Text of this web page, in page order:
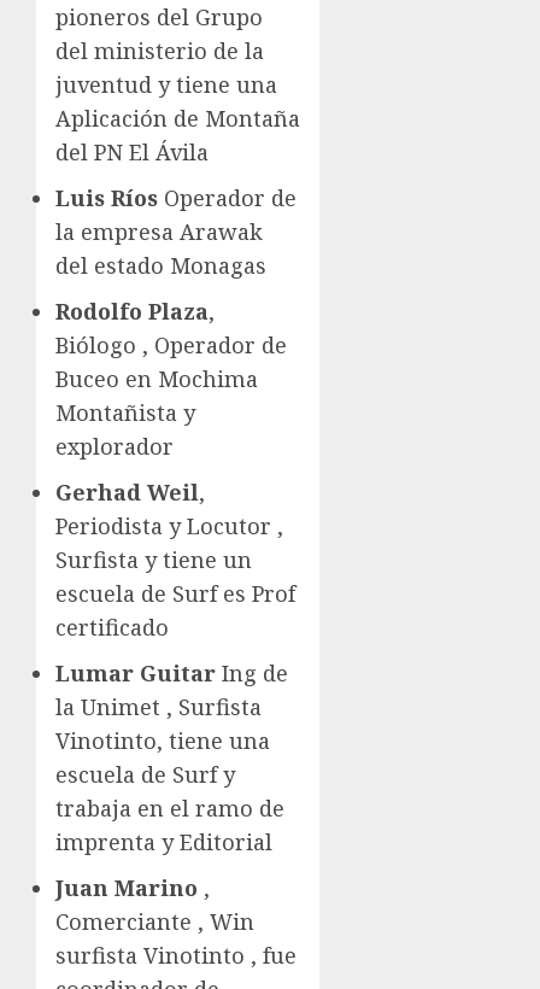
pioneros del Grupo
del ministerio de la
juventud y tiene una
Aplicación de Montaña
del PN El Ávila
Luis Ríos Operador de
la empresa Arawak
del estado Monagas
Rodolfo Plaza,
Biólogo , Operador de
Buceo en Mochima
Montañista y
explorador
Gerhad Weil,
Periodista y Locutor ,
Surfista y tiene un
escuela de Surf es Prof
certificado
Lumar Guitar Ing de
la Unimet , Surfista
Vinotinto, tiene una
escuela de Surf y
trabaja en el ramo de
imprenta y Editorial
Juan Marino ,
Comerciante , Win
surfista Vinotinto , fue